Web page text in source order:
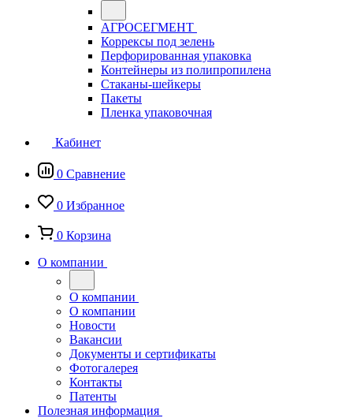
АГРОСЕГМЕНТ
Коррексы под зелень
Перфорированная упаковка
Контейнеры из полипропилена
Стаканы-шейкеры
Пакеты
Пленка упаковочная
Кабинет
0 Сравнение
0 Избранное
0 Корзина
О компании
О компании
О компании
Новости
Вакансии
Документы и сертификаты
Фотогалерея
Контакты
Патенты
Полезная информация